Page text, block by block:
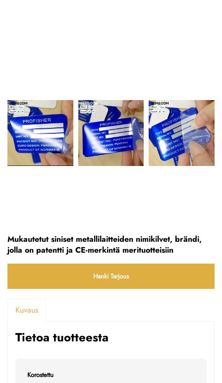
Mukautetut siniset metallilaitteiden nimikilvet, brändi,
jolla on patentti ja CE-merkintä merituotteisiin
Hanki Tarjous
Kuvaus
Tietoa tuotteesta
Korostettu